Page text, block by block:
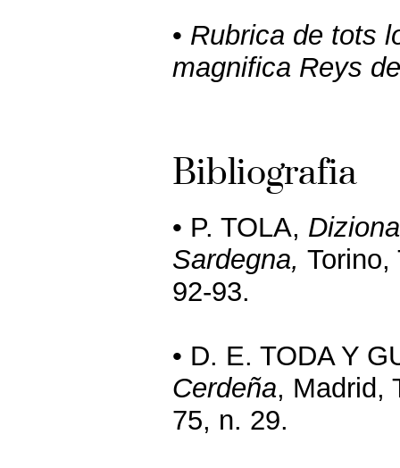
• Rubrica de tots
magnifica Reys
Bibliografia
• P. TOLA,
Sardegna,
92-93.
• D. E. TODA Y
Cerdeña, Madrid,
75, n. 29.